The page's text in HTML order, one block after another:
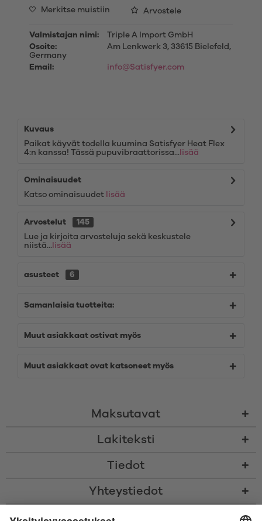
Merkitse muistiin Arvostele
Valmistajan nimi:
Triple A Import GmbH
Osoite:
Am Lenkwerk 3, 33615 Bielefeld,
Germany
Email:
info@Satisfyer.com
Kuvaus
Paikat käyvät todella kuumina Satisfyer Heat Flex
4:n kanssa! Tässä pupuvibraattorissa... lisää
Ominaisuudet
Katso ominaisuudet lisää
Arvostelut
145
Lue ja kirjoita arvosteluja sekä keskustele
niistä... lisää
asusteet 6
Samanlaisia tuotteita:
Muut asiakkaat ostivat myös
Muut asiakkaat ovat katsoneet myös
Maksutavat
Lakiteksti
Tiedot
Yhteystiedot
sekä